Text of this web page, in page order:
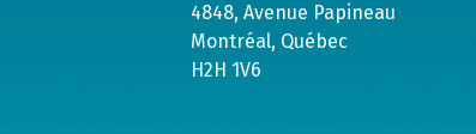
4848, Avenue Papineau
Montréal, Québec
H2H 1V6